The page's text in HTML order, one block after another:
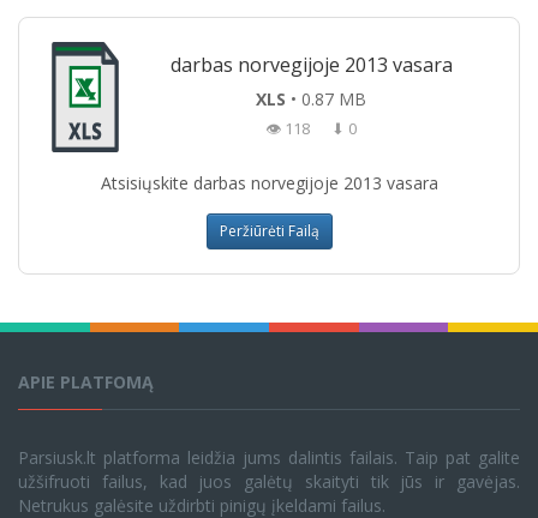
darbas norvegijoje 2013 vasara
XLS • 0.87 MB
👁 118 ⬇ 0
Atsisiųskite darbas norvegijoje 2013 vasara
Peržiūrėti Failą
APIE PLATFOMĄ
Parsiusk.lt platforma leidžia jums dalintis failais. Taip pat galite
užšifruoti failus, kad juos galėtų skaityti tik jūs ir gavėjas.
Netrukus galėsite uždirbti pinigų įkeldami failus.